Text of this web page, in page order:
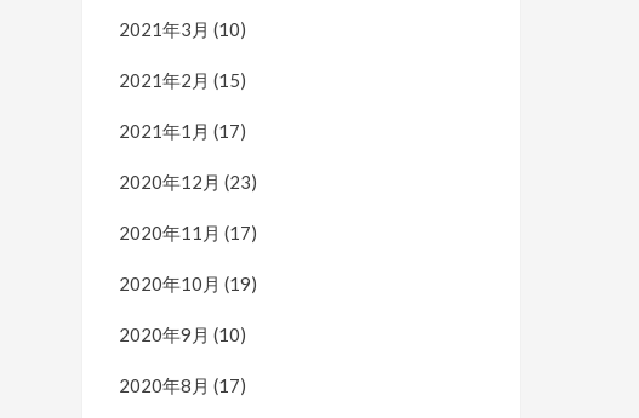
2021年3月 (10)
2021年2月 (15)
2021年1月 (17)
2020年12月 (23)
2020年11月 (17)
2020年10月 (19)
2020年9月 (10)
2020年8月 (17)